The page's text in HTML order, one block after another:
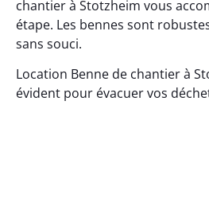
chantier à Stotzheim vous
étape. Les bennes sont
sans souci.
Location Benne de chantier à
évident pour évacuer vos